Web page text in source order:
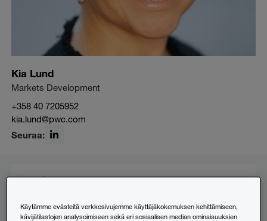
Kia Lund
Markets Development
+358 40 7205952
kia.lund@pwc.com
Seuraa:
Uusimmat
Uusia partnereita PwC Suomelle
Käytämme evästeitä verkkosivujemme käyttäjäkokemuksen kehittämiseen,
kävijätilastojen analysoimiseen sekä eri sosiaalisen median ominaisuuksien